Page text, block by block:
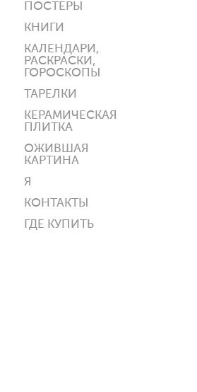
ПОСТЕРЫ
КНИГИ
КАЛЕНДАРИ,
РАСКРАСКИ,
ГОРОСКОПЫ
ТАРЕЛКИ
КЕРАМИЧЕСКАЯ
ПЛИТКА
ОЖИВШАЯ
КАРТИНА
Я
КОНТАКТЫ
ГДЕ КУПИТЬ